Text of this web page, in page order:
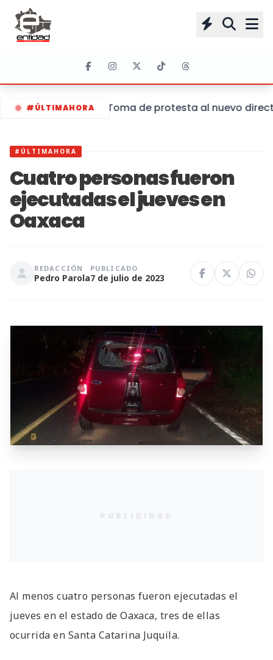
#ÚLTIMAHORA Toma de protesta al nuevo
#ÚLTIMAHORA
Cuatro personas fueron
ejecutadas el jueves en
Oaxaca
REDACCIÓN
Pedro Parola
PUBLICADO
7 de julio de 2023
Al menos cuatro personas fueron ejecutadas el
jueves en el estado de Oaxaca, tres de ellas
ocurrida en Santa Catarina Juquila.